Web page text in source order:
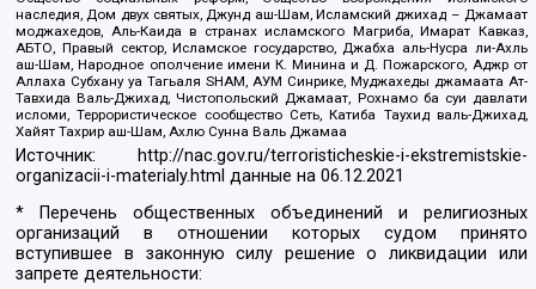
наследия, Дом двух святых, Джунд аш-Шам, Исламский джихад – Джамаат
моджахедов, Аль-Каида в странах исламского Магриба, Имарат Кавказ,
АБТО, Правый сектор, Исламское государство, Джабха аль-Нусра ли-Ахль
аш-Шам, Народное ополчение имени К. Минина и Д. Пожарского, Аджр от
Аллаха Субхану уа Тагьаля SHAM, АУМ Синрике, Муджахеды джамаата Ат-
Тавхида Валь-Джихад, Чистопольский Джамаат, Рохнамо ба суи давлати
исломи, Террористическое сообщество Сеть, Катиба Таухид валь-Джихад,
Хайят Тахрир аш-Шам, Ахлю Сунна Валь Джамаа
Источник:
http://nac.gov.ru/terroristicheskie-i-ekstremistskie-
organizacii-i-materialy.html данные на06.12.2021
* Перечень общественных объединений и религиозных
организаций в отношении которых судом принято
вступившее в законную силу решение о ликвидации или
запрете деятельности: